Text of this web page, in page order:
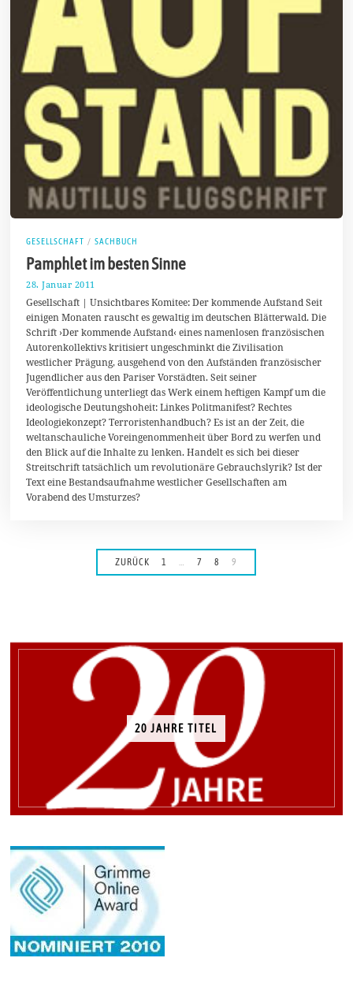
GESELLSCHAFT / SACHBUCH
Pamphlet im besten Sinne
28. Januar 2011
9
.
J
u
n
2
0
1
4
Gesellschaft | Unsichtbares Komitee: Der kommende Aufstand Seit
einigen Monaten rauscht es gewaltig im deutschen Blätterwald. Die
Schrift ›Der kommende Aufstand‹ eines namenlosen französischen
Autorenkollektivs kritisiert ungeschminkt die Zivilisation
westlicher Prägung, ausgehend von den Aufständen französischer
Jugendlicher aus den Pariser Vorstädten. Seit seiner
Veröffentlichung unterliegt das Werk einem heftigen Kampf um die
ideologische Deutungshoheit: Linkes Politmanifest? Rechtes
Ideologiekonzept? Terroristenhandbuch? Es ist an der Zeit, die
weltanschauliche Voreingenommenheit über Bord zu werfen und
den Blick auf die Inhalte zu lenken. Handelt es sich bei dieser
Streitschrift tatsächlich um revolutionäre Gebrauchslyrik? Ist der
Text eine Bestandsaufnahme westlicher Gesellschaften am
Vorabend des Umsturzes?
ZURÜCK 1 … 7 8 9
20 JAHRE TITEL